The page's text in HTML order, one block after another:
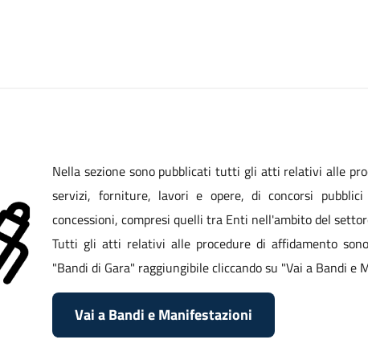
Nella sezione sono pubblicati tutti gli atti relativi alle
servizi, forniture, lavori e opere, di concorsi
concessioni, compresi quelli tra Enti nell'ambito del
Tutti gli atti relativi alle procedure di affidamento
"Bandi di Gara" raggiungibile cliccando su "Vai a Bandi e
Vai a Bandi e Manifestazioni